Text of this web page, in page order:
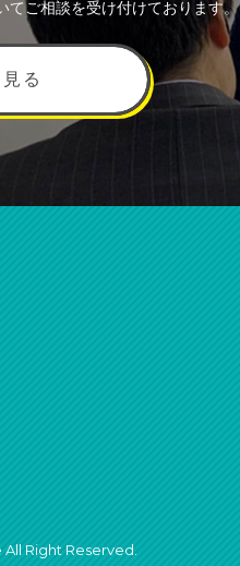
てご相談を受け付けております。
る
Right Reserved.